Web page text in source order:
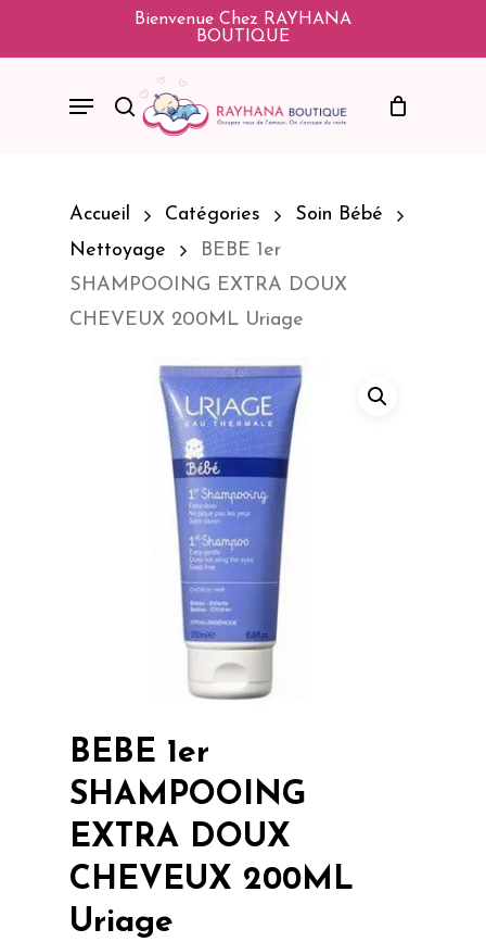
Bienvenue Chez RAYHANA
BOUTIQUE
Search
Menu
Accueil Catégories
Soin Bébé
Nettoyage
BEBE 1er
SHAMPOOING EXTRA DOUX
CHEVEUX 200ML Uriage
BEBE 1er
SHAMPOOING
EXTRA DOUX
CHEVEUX 200ML
Uriage